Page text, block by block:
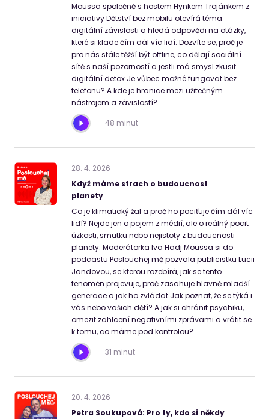
Moussa společně s hostem Hynkem Trojánkem z
iniciativy Dětství bez mobilu otevírá téma
digitální závislosti a hledá odpovědi na otázky,
které si klade čím dál víc lidí. Dozvíte se, proč je
pro nás stále těžší být offline, co dělají sociální
sítě s naší pozorností a jestli má smysl zkusit
digitální detox.Je vůbec možné fungovat bez
telefonu? A kde je hranice mezi užitečným
nástrojem a závislostí?
48 minut
28. 4. 2026
Když máme strach o budoucnost
planety
Co je klimatický žal a proč ho pociťuje čím dál víc
lidí? Nejde jen o pojem z médií, ale o reálný pocit
úzkosti, smutku nebo nejistoty z budoucnosti
planety. Moderátorka Iva Hadj Moussa si do
podcastu Poslouchej mě pozvala publicistku Lucii
Jandovou, se kterou rozebírá, jak se tento
fenomén projevuje, proč zasahuje hlavně mladší
generace a jak ho zvládat.Jak poznat, že se týká i
vás nebo vašich dětí? A jak si chránit psychiku,
omezit zahlcení negativními zprávami a vrátit se
k tomu, co máme pod kontrolou?
31 minut
20. 4. 2026
Petra Soukupová: Pro ty, kdo si někdy